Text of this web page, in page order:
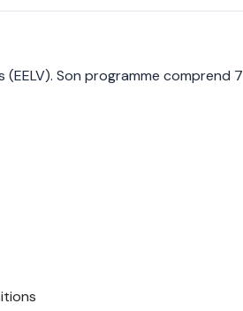
Son programme comprend 7